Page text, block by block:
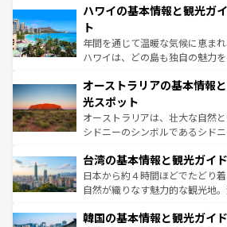
着のスイス情報はコンテンツ一覧
のような巨大都市は、観光、シ
ンメントが詰まった刺激的なス
西部には大自然が広がり、グラ
ストーン国立公園といった絶景
文化が魅力。旅行者はアメリカ
しみながら、その多様性と豊か
るだろう。車でのロードトリップ
ならではの贅沢な旅のスタイルだ。 なお、新着のア
情報は コンテンツ一覧 を参照し
ハワイの基本情報と観光ガ
ト
年間を通じて温暖な気候に恵ま
ハワイは、どの島も独自の魅力
ワイ島は見逃せない。また、定
島だが、静かな自然を求めるなら
おすすめ。エメラルドグリーン
文化や歴史が息づいている。「
人々、おいしいローカルフード
ク、伝統的なフラダンスなど、
っている。訪れるたびに新しい
はコンテンツ一覧を参照してほ
オーストラリアの基本情報
光スポット
オーストラリアは、壮大な自然
シドニーのシンボルであるシド
リアリーフや大陸中央部にそび
ク）、タスマニアの美しい原生
ど、見どころがたくさん。また
いる。アクティビティも充実し
台湾の基本情報と観光ガイ
日本から約４時間ほどでたどり
自然が織りなす魅力的な観光地
ン）、静ひつな山岳地帯である
韓国の基本情報と観光ガイ